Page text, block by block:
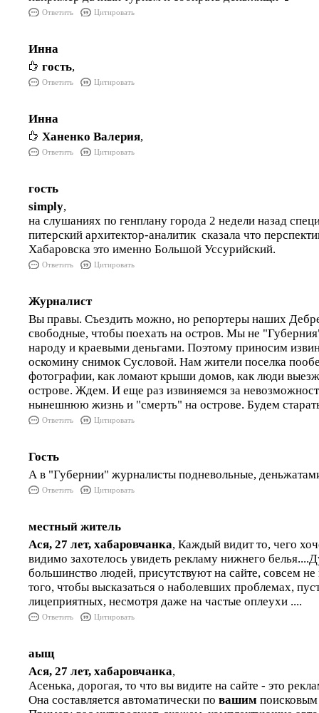
Ответить Цитировать
Инна
гость,
Ответить Цитировать
Инна
Ханенко Валерия,
Ответить Цитировать
гость
simply,
на слушаниях по генплану города 2 недели назад
питерский архитектор-аналитик сказала что
Хабаровска это именно Большой Уссурийский.
Ответить Цитировать
Журналист
Вы правы. Съездить можно, но репортеры наших
свободные, чтобы поехать на остров. Мы не
народу и краевыми деньгами. Поэтому приносим
оскомину снимок Сусловой. Нам жители поселка
фотографии, как ломают крыши домов, как люди
острове. Ждем. И еще раз извиняемся за
нынешнюю жизнь и "смерть" на острове. Будем
Ответить Цитировать
Гость
А в "Губернии" журналисты подневольные,
Ответить Цитировать
местный житель
Ася, 27 лет, хабаровчанка, Каждый видит то, чего
видимо захотелось увидеть рекламу нижнего
большинство людей, присутствуют на сайте, совсем
того, чтобы высказаться о наболевших проблемах,
лицеприятных, несмотря даже на частые оплеухи ....
Ответить Цитировать
аыщ
Ася, 27 лет, хабаровчанка,
Асенька, дорогая, то что вы видите на сайте - это
Она составляется автоматически по вашим